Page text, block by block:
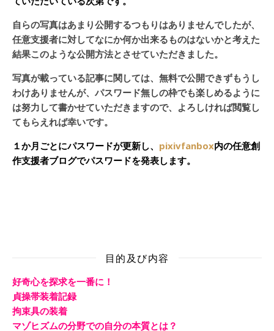
自らの写真はあまり公開するつもりはありませんでしたが、
任意支援者に対してなにか何か出来るものはないかと考えた
結果このような公開方法とさせていただきました。
写真が載っている記事に関しては、無料で公開できずもうし
わけありませんが、パスワード無しの枠でも楽しめるように
は努力して書かせていただきますので、よろしければ閲覧し
てもらえれば幸いです。
１か月ごとにパスワードが更新し、 pixivfanbox内の任意創
作支援者ブログでパスワードを発表します。
目的及び内容
好奇心を探求を一番に！
貞操帯装着記録
拘束具の装着
マゾヒズムの分野での自分の本質とは？